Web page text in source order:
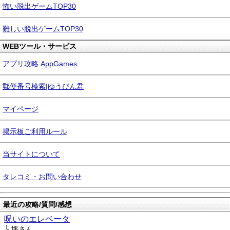
怖い脱出ゲームTOP30
難しい脱出ゲームTOP30
WEBツール・サービス
アプリ攻略 AppGames
郵便番号検索|ゆうびん君
マイページ
掲示板ご利用ルール
当サイトについて
タレコミ・お問い合わせ
最近の攻略/質問/感想
呪いのエレベータ